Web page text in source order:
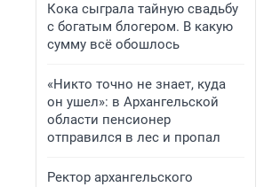
Кока сыграла тайную свадьбу
с богатым блогером. В какую
сумму всё обошлось
«Никто точно не знает, куда
он ушел»: в Архангельской
области пенсионер
отправился в лес и пропал
Ректор архангельского